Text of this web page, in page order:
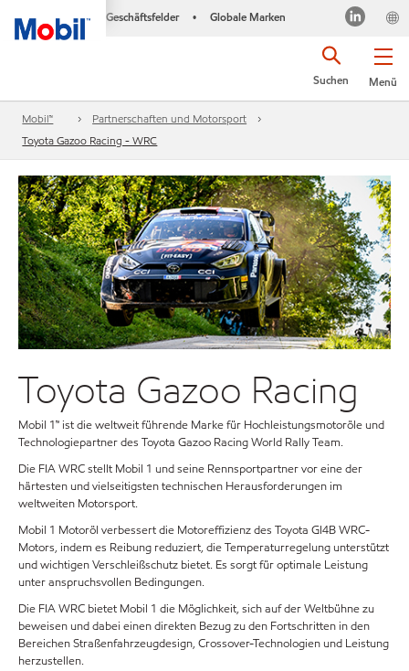
Geschäftsfelder • Globale Marken
Menü
Suchen
Mobil™
Partnerschaften und Motorsport
Toyota Gazoo Racing - WRC
Toyota Gazoo Racing
Mobil 1™ ist die weltweit führende Marke für Hochleistungsmotoröle und
Technologiepartner des Toyota Gazoo Racing World Rally Team.
Die FIA WRC stellt Mobil 1 und seine Rennsportpartner vor eine der
härtesten und vielseitigsten technischen Herausforderungen im
weltweiten Motorsport.
Mobil 1 Motoröl verbessert die Motoreffizienz des Toyota GI4B WRC-
Motors, indem es Reibung reduziert, die Temperaturregelung unterstützt
und wichtigen Verschleißschutz bietet. Es sorgt für optimale Leistung
unter anspruchsvollen Bedingungen.
Die FIA WRC bietet Mobil 1 die Möglichkeit, sich auf der Weltbühne zu
beweisen und dabei einen direkten Bezug zu den Fortschritten in den
Bereichen Straßenfahrzeugdesign, Crossover-Technologien und Leistung
herzustellen.